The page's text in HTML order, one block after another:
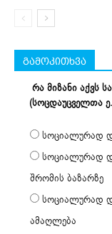
გამოკითხვა
რა მიზანი აქვს
(სოცდაუცველთა
სოციალურად
სოციალურად
შრომის ბაზარზე
სოციალურად
ამაღლება